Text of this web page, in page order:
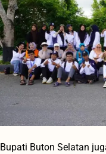
Bupati Buton Selatan